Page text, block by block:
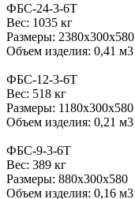
ФБС-24-3-6Т
Вес: 1035 кг
Размеры: 2380х300х580
Объем изделия: 0,41 м3
ФБС-12-3-6Т
Вес: 518 кг
Размеры: 1180х300х580
Объем изделия: 0,21 м3
ФБС-9-3-6Т
Вес: 389 кг
Размеры: 880х300х580
Объем изделия: 0,16 м3